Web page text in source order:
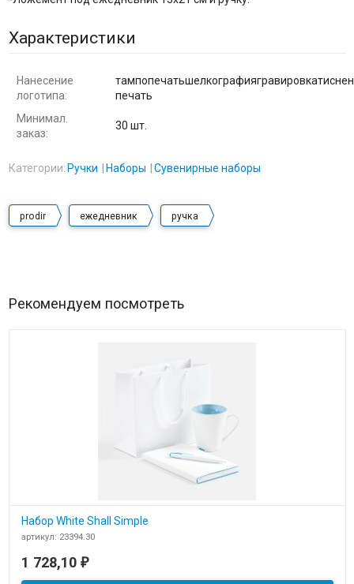
Характеристики
Нанесение
логотипа:
печать
Минимал.
заказ:
30 шт.
Категории: Ручки Наборы Сувенирные наборы
prodir ежедневник ручка
Рекомендуем посмотреть
Набор White Shall Simple
артикул: 23394.30
​Набор White Shall Simple
1 728,10 ₽